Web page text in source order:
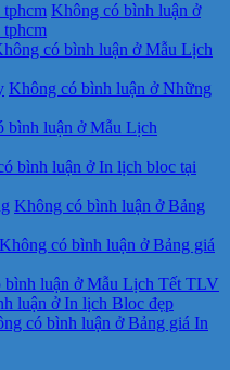
Không có bình luận ở
có bình luận ở Mẫu Lịch
Không có bình luận ở Những
bình luận ở Mẫu Lịch
bình luận ở In lịch bloc tại
Không có bình luận ở Bảng
Không có bình luận ở Bảng giá
bình luận ở Mẫu Lịch Tết TLV
luận ở In lịch Bloc đẹp
có bình luận ở Bảng giá In